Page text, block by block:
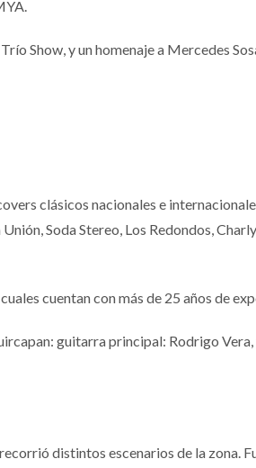
Show, y un homenaje a Mercedes
clásicos nacionales e
Soda Stereo, Los Redondos,
cuentan con más de 25 años de
guitarra principal: Rodrigo
distintos escenarios de la zona.